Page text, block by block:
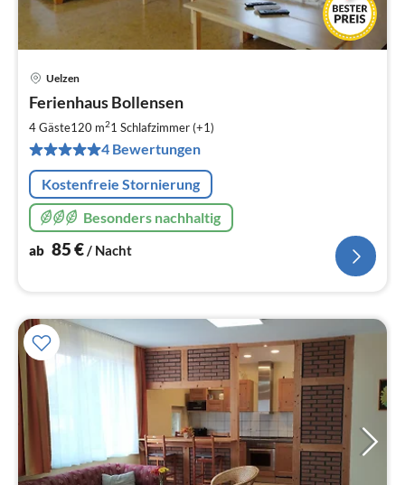
Uelzen
Ferienhaus Bollensen
4 Gäste120 m21 Schlafzimmer (+1)
4 Bewertungen
Kostenfreie Stornierung
Besonders nachhaltig
ab 85€/ Nacht